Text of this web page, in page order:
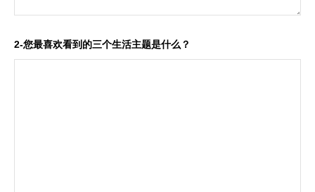
2-您最喜欢看到的三个生活主题是什么？